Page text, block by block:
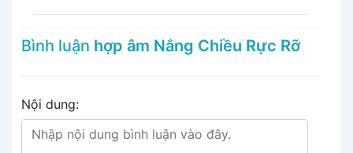
Bình luận hợp âm Nắng Chiều Rực Rỡ
Nội dung: